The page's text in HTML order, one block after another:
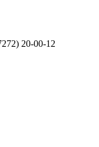
20-00-12